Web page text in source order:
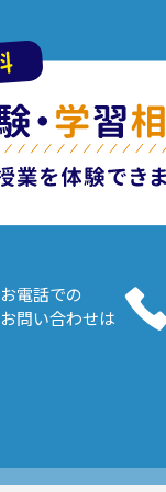
お電話での
お問い合わせは